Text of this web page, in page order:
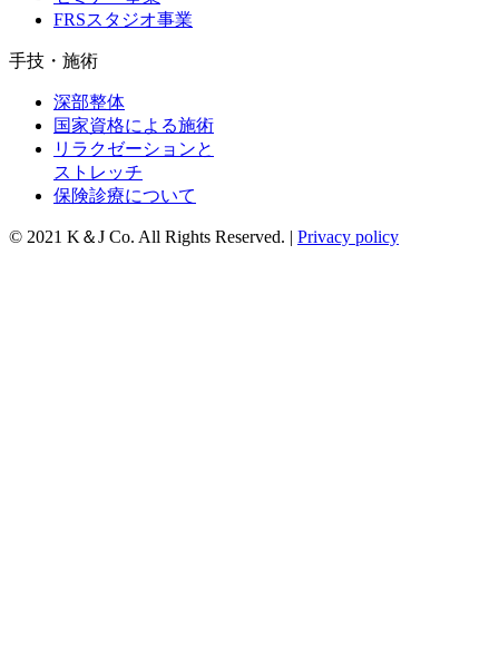
FRSスタジオ事業
手技・施術
深部整体
国家資格による施術
リラクゼーションと
ストレッチ
保険診療について
© 2021 K＆J Co. All Rights Reserved. | Privacy policy